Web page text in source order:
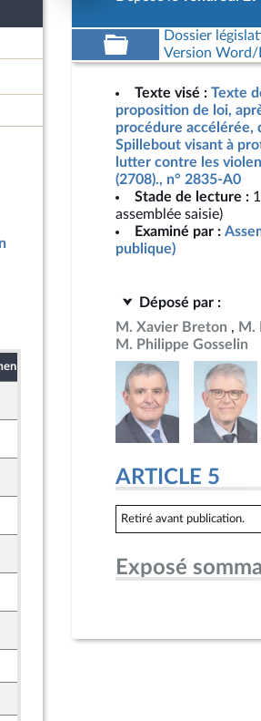
Dossier
Version
Texte visé : Texte
proposition de loi,
procédure accélérée,
Spillebout visant à
lutter contre les
(2708)., n° 2835-A0
Stade de lecture :
assemblée saisie)
Examiné par :
publique)
Déposé par :
M. Xavier Breton
M.
M. Philippe Gosselin
ARTICLE 5
Retiré avant publication.
Exposé